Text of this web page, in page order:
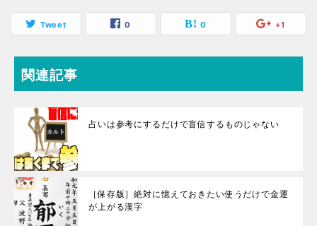
Tweet 0 0 +1
関連記事
占いは参考にするだけで盲信するものじゃない
［保存版］絶対に憶えておきたい使うだけで金運
が上がる漢字